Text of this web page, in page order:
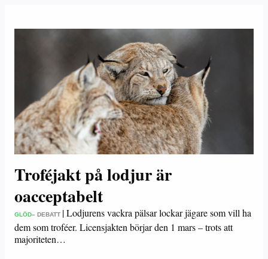
Troféjakt på lodjur är
oacceptabelt
GLÖD– DEBATT |Lodjurens vackra pälsar lockar jägare som vill ha
dem som troféer. Licensjakten börjar den 1 mars – trots att
majoriteten…